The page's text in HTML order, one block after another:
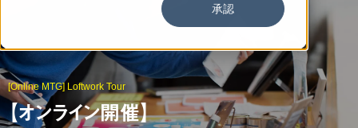
承認
[Online MTG] Loftwork Tour
【オンライン開催】